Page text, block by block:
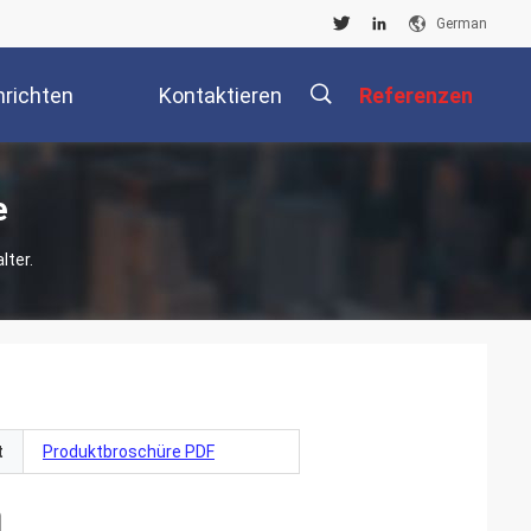
German
Kontaktieren Referenzen
Produktbroschüre PDF